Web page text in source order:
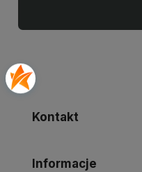
Kontakt
Informacje